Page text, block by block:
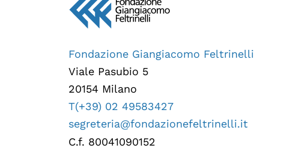
Fondazione Giangiacomo Feltrinelli
Viale Pasubio 5
20154 Milano
T(+39) 02 49583427
segreteria@fondazionefeltrinelli.it
C.f. 80041090152